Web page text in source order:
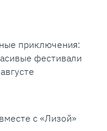
приключения:
фестивали
с «Лизой»